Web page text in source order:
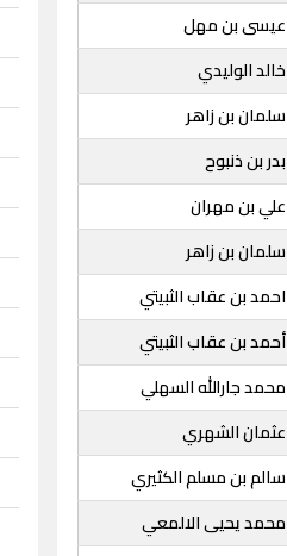
عيسى بن مهل
خالد الوليدي
سلمان بن زاهر
بدر بن ذنبوح
علي بن مهران
سلمان بن زاهر
احمد بن عقاب الثبيتي
أحمد بن عقاب الثبيتي
محمد جارالله السهلي
عثمان الشهري
سالم بن مسلم الكثيري
محمد يحيى الالمعي